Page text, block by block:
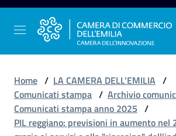
Vai al contenuto
Vai alla navigazione
Vai al footer
La
Camera
Home / LA CAMERA DELL'EMILIA /
Comunicati stampa / Archivio
Comunicati stampa anno 2025 /
PIL reggiano: previsioni in aumento nel